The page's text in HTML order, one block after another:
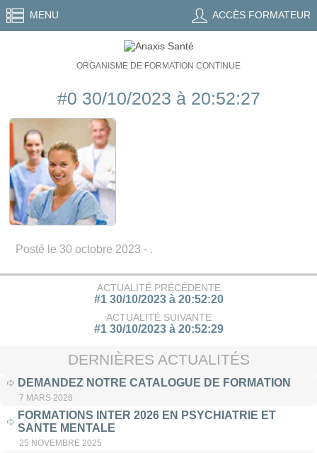
MENU ACCÈS FORMATEUR
ORGANISME DE FORMATION CONTINUE
#0 30/10/2023 à 20:52:27
Posté le 30 octobre 2023 - .
ACTUALITÉ PRÉCÉDENTE
#1 30/10/2023 à 20:52:20
ACTUALITÉ SUIVANTE
#1 30/10/2023 à 20:52:29
DERNIÈRES ACTUALITÉS
DEMANDEZ NOTRE CATALOGUE DE FORMATION
7 MARS 2026
FORMATIONS INTER 2026 EN PSYCHIATRIE ET
SANTE MENTALE
25 NOVEMBRE 2025